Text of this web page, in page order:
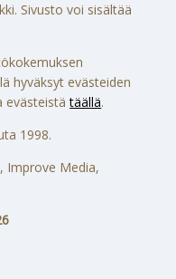
Sivusto voi sisältää
hyväksyt evästeiden
evästeistätäällä.
1998.
Improve Media,